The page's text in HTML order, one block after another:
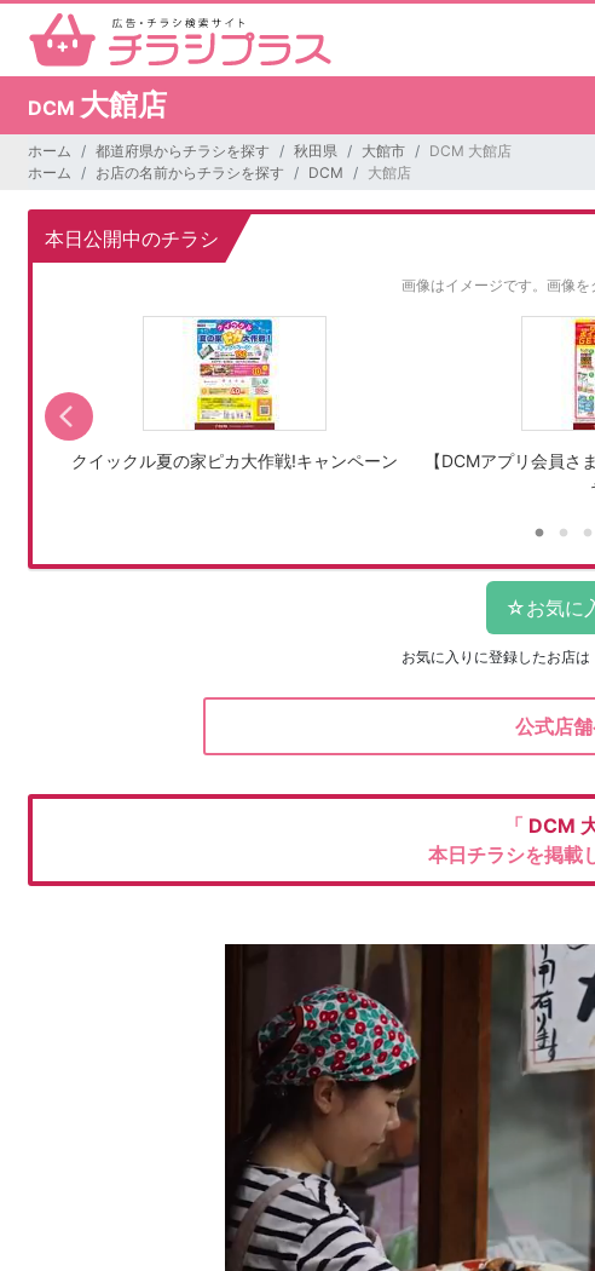
DCM 大館店
ホーム 都道府県からチラシを探す 秋田県 大館市
DCM 大館店
ホーム
お店の名前からチラシを探す DCM 大館店
本日公開中のチラシ
画像はイメージです。 画像を
クイックル夏の家ピカ大作戦!キャンペーン
【DCMアプリ会員さ
お気に入りに登録したお店は
公式店
「 DCM
本日チラシを掲載